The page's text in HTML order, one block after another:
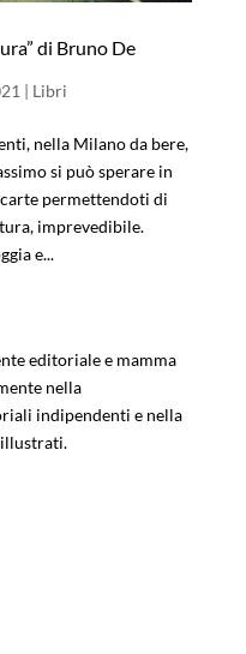
di Bruno De
| Libri
nella Milano da bere,
si può sperare in
permettendoti di
imprevedibile.
e...
editoriale e mamma
nella
indipendenti e nella
illustrati.